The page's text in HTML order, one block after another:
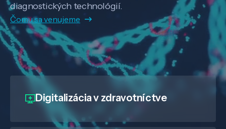
diagnostických technológií.
Čomu sa venujeme
Digitalizáciav zdravotníctve